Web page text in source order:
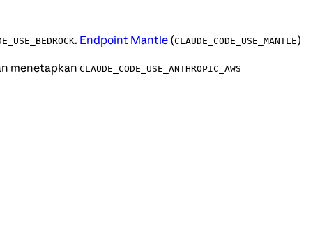
. Endpoint Mantle (CLAUDE_CODE_USE_MANTLE)
menetapkan CLAUDE_CODE_USE_ANTHROPIC_AWS